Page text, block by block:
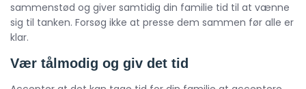
sammenstød og giver samtidig din familie tid til at vænne
sig til tanken. Forsøg ikke at presse dem sammen før alle er
klar.
Vær tålmodig og giv det tid